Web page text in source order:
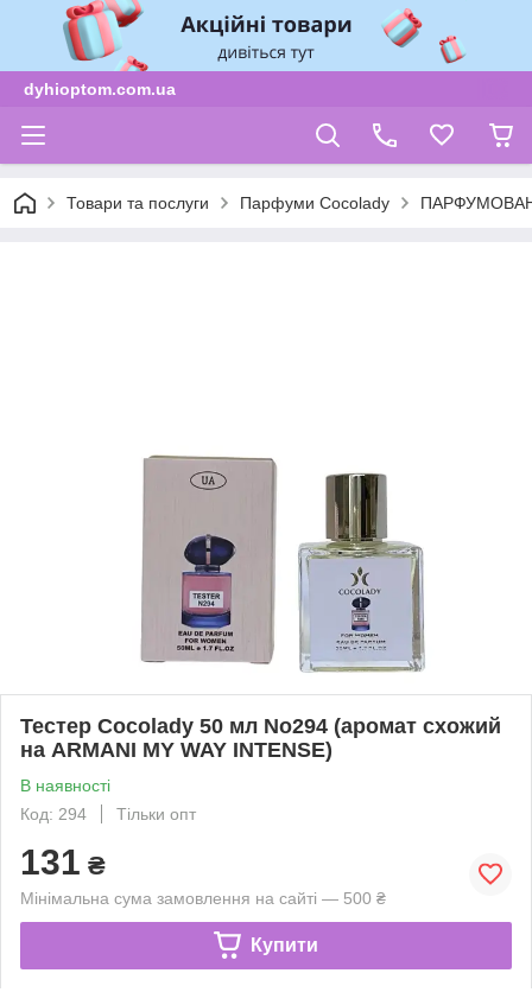
dyhioptom.com.ua
Товари та послуги Парфуми Cocolady
Тестер Cocolady 50 мл No294 (аромат схожий
на ARMANI MY WAY INTENSE)
В наявності
Код: 294
Тільки опт
131 ₴
Мінімальна сума замовлення на сайті — 500 ₴
Купити